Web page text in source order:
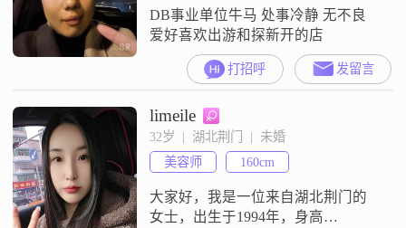
但我一直认为学
DB事业单位牛马 处事冷静 无不良
爱好喜欢出游和探新开的店
打招呼 发留言
limeile
32岁  |  湖北荆门  |  未婚
美容师
160cm
大家好，我是一位来自湖北荆门的
女士，出生于1994年，身高